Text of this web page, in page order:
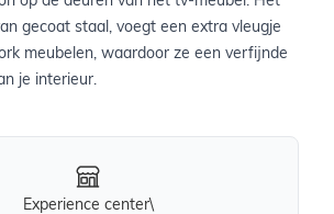
gecoat staal, voegt een extra vleugje
meubelen, waardoor ze een verfijnde
je interieur.
Experience center\